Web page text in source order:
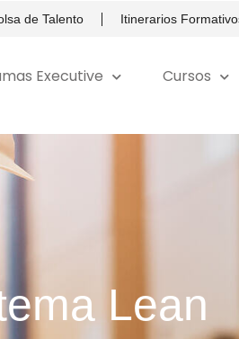
de Talento Itinerarios
Executive Cursos
Lean